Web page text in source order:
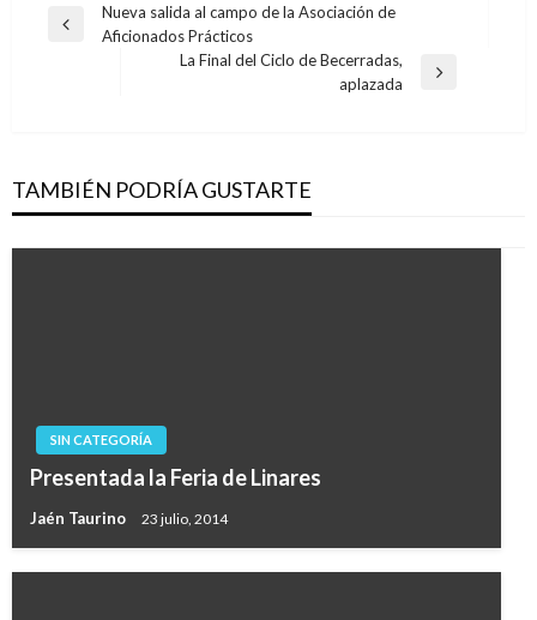
Navegación
Entrada
Nueva salida al campo de la Asociación de
Aficionados Prácticos
La Final del Ciclo de Becerradas,
aplazada
TAMBIÉN PODRÍA GUSTARTE
SIN CATEGORÍA
Presentada la Feria de Linares
Jaén Taurino 23 julio, 2014